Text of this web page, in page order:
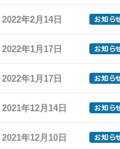
2022年2月14日
2022年1月17日
2022年1月17日
2021年12月14日
2021年12月10日